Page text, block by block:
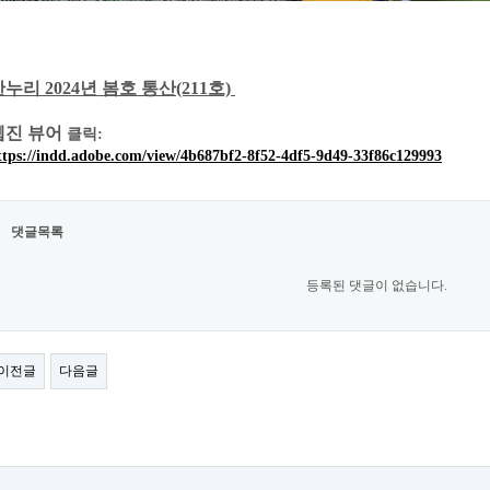
누리 2024년 봄호 통산(211호)
진 뷰어 클릭:
indd.adobe.com/view/4b687bf2-8f52-4df5-9d49-33f86c129993
댓글목록
등록된 댓글이 없습니다.
전글 다음글